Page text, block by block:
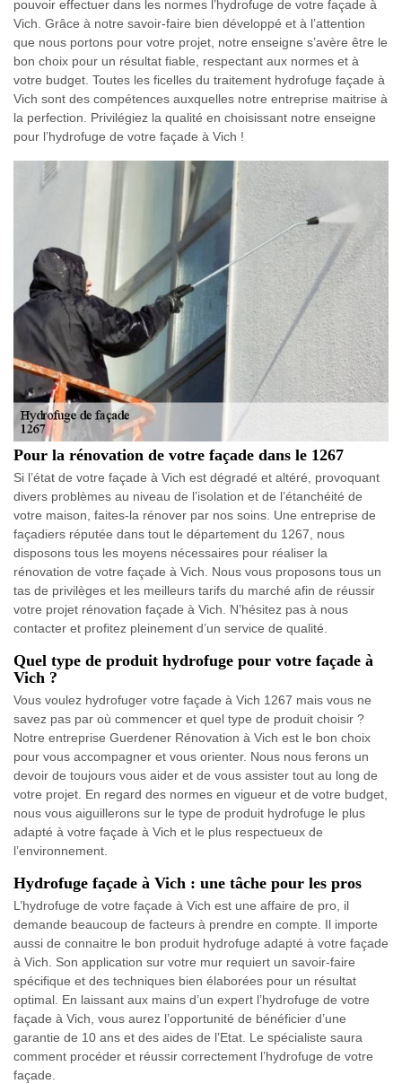
pouvoir effectuer dans les normes l’hydrofuge de votre façade à
Vich. Grâce à notre savoir-faire bien développé et à l’attention
que nous portons pour votre projet, notre enseigne s’avère être le
bon choix pour un résultat fiable, respectant aux normes et à
votre budget. Toutes les ficelles du traitement hydrofuge façade à
Vich sont des compétences auxquelles notre entreprise maitrise à
la perfection. Privilégiez la qualité en choisissant notre enseigne
pour l’hydrofuge de votre façade à Vich !
Pour la rénovation de votre façade dans le 1267
Si l’état de votre façade à Vich est dégradé et altéré, provoquant
divers problèmes au niveau de l’isolation et de l’étanchéité de
votre maison, faites-la rénover par nos soins. Une entreprise de
façadiers réputée dans tout le département du 1267, nous
disposons tous les moyens nécessaires pour réaliser la
rénovation de votre façade à Vich. Nous vous proposons tous un
tas de privilèges et les meilleurs tarifs du marché afin de réussir
votre projet rénovation façade à Vich. N’hésitez pas à nous
contacter et profitez pleinement d’un service de qualité.
Quel type de produit hydrofuge pour votre façade à
Vich ?
Vous voulez hydrofuger votre façade à Vich 1267 mais vous ne
savez pas par où commencer et quel type de produit choisir ?
Notre entreprise Guerdener Rénovation à Vich est le bon choix
pour vous accompagner et vous orienter. Nous nous ferons un
devoir de toujours vous aider et de vous assister tout au long de
votre projet. En regard des normes en vigueur et de votre budget,
nous vous aiguillerons sur le type de produit hydrofuge le plus
adapté à votre façade à Vich et le plus respectueux de
l’environnement.
Hydrofuge façade à Vich : une tâche pour les pros
L’hydrofuge de votre façade à Vich est une affaire de pro, il
demande beaucoup de facteurs à prendre en compte. Il importe
aussi de connaitre le bon produit hydrofuge adapté à votre façade
à Vich. Son application sur votre mur requiert un savoir-faire
spécifique et des techniques bien élaborées pour un résultat
optimal. En laissant aux mains d’un expert l’hydrofuge de votre
façade à Vich, vous aurez l’opportunité de bénéficier d’une
garantie de 10 ans et des aides de l’Etat. Le spécialiste saura
comment procéder et réussir correctement l’hydrofuge de votre
façade.